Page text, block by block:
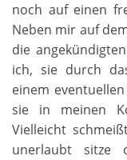
noch auf einen
Neben mir auf
die
ich, sie durch
einem
sie in meinen
Vielleicht
unerlaubt sitze